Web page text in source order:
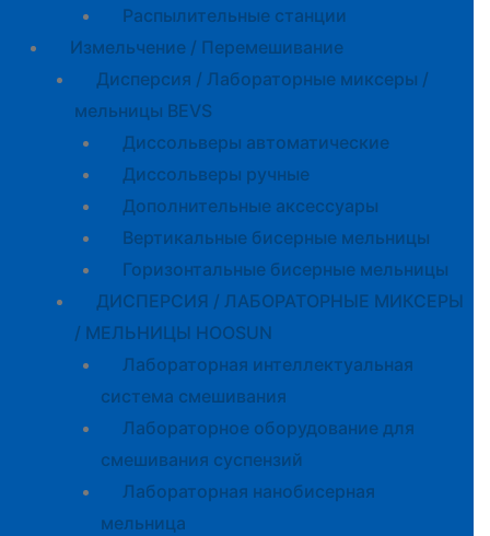
Распылительные станции
Измельчение / Перемешивание
Дисперсия / Лабораторные миксеры /
мельницы BEVS
Диссольверы автоматические
Диссольверы ручные
Дополнительные аксессуары
Вертикальные бисерные мельницы
Горизонтальные бисерные мельницы
ДИСПЕРСИЯ / ЛАБОРАТОРНЫЕ МИКСЕРЫ
/ МЕЛЬНИЦЫ HOOSUN
Лабораторная интеллектуальная
система смешивания
Лабораторное оборудование для
смешивания суспензий
Лабораторная нанобисерная
мельница